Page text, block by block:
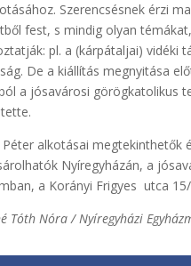
Szerencsésnek érzi
fest, s mindig olyan
pl. a (kárpátaljai) vidéki
De a kiállítás megnyitása
a jósavárosi görögkatolikus
Péter alkotásai megtekinthetők
Nyíregyházán, a
a Korányi Frigyes utca
Tóth Nóra / Nyíregyházi